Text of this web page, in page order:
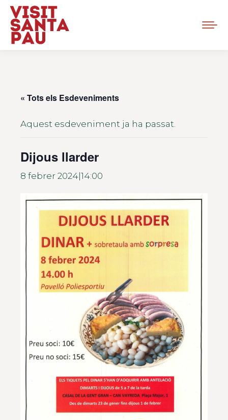
« Tots els Esdeveniments
Aquest esdeveniment ja ha passat.
Dijous llarder
8 febrer 2024|14:00